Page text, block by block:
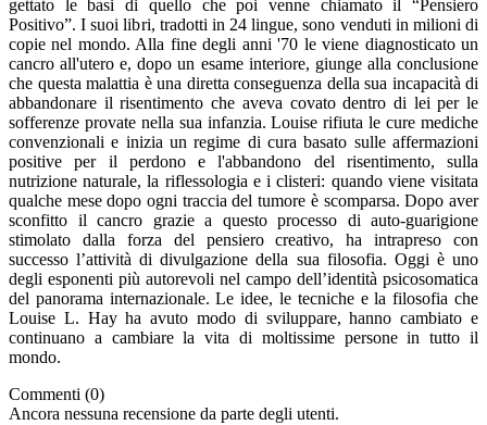
gettato le basi di quello che poi venne chiamato il “Pensiero
Positivo”. I suoi libri, tradotti in 24 lingue, sono venduti in milioni di
copie nel mondo. Alla fine degli anni '70 le viene diagnosticato un
cancro all'utero e, dopo un esame interiore, giunge alla conclusione
che questa malattia è una diretta conseguenza della sua incapacità di
abbandonare il risentimento che aveva covato dentro di lei per le
sofferenze provate nella sua infanzia. Louise rifiuta le cure mediche
convenzionali e inizia un regime di cura basato sulle affermazioni
positive per il perdono e l'abbandono del risentimento, sulla
nutrizione naturale, la riflessologia e i clisteri: quando viene visitata
qualche mese dopo ogni traccia del tumore è scomparsa. Dopo aver
sconfitto il cancro grazie a questo processo di auto-guarigione
stimolato dalla forza del pensiero creativo, ha intrapreso con
successo l’attività di divulgazione della sua filosofia. Oggi è uno
degli esponenti più autorevoli nel campo dell’identità psicosomatica
del panorama internazionale. Le idee, le tecniche e la filosofia che
Louise L. Hay ha avuto modo di sviluppare, hanno cambiato e
continuano a cambiare la vita di moltissime persone in tutto il
mondo.
Commenti (0)
Ancora nessuna recensione da parte degli utenti.